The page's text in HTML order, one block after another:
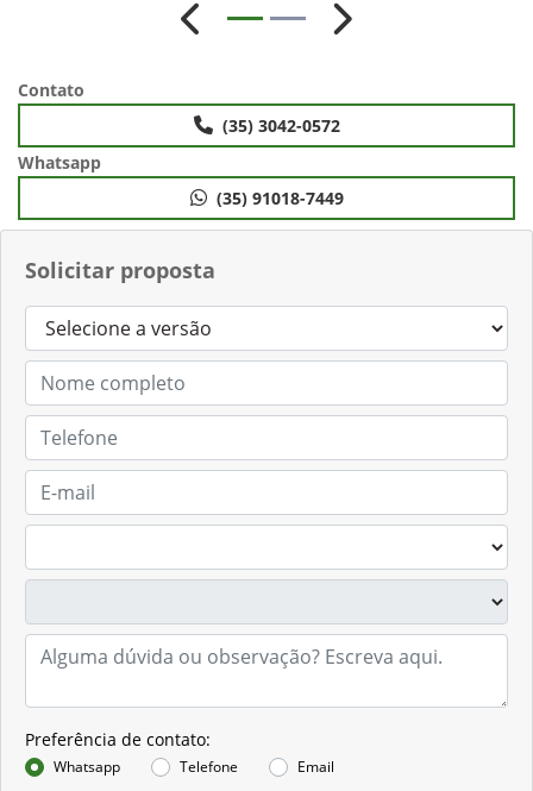
Solicitar proposta
Preferência de contato:
Whatsapp Telefone Email
Anterior Próximo
Contato
(35) 3042-0572
Whatsapp
(35) 91018-7449